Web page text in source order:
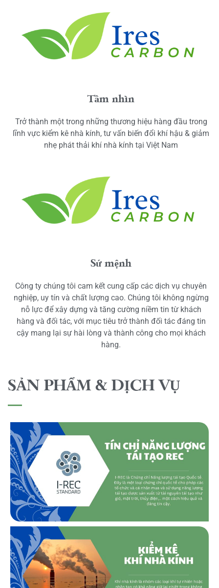
Tầm nhìn
Trở thành một trong những thương hiệu hàng đầu trong
lĩnh vực kiểm kê nhà kính, tư vấn biến đổi khí hậu & giảm
nhẹ phát thải khí nhà kính tại Việt Nam
Sứ mệnh
Công ty chúng tôi cam kết cung cấp các dịch vụ chuyên
nghiệp, uy tín và chất lượng cao. Chúng tôi không ngừng
nỗ lực để xây dựng và tăng cường niềm tin từ khách
hàng và đối tác, với mục tiêu trở thành đối tác đáng tin
cậy mang lại sự hài lòng và thành công cho mọi khách
hàng.
SẢN PHẨM & DỊCH VỤ